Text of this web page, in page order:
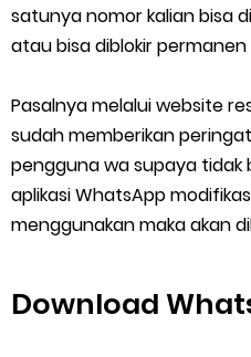
satunya nomor kalian bisa
atau bisa diblokir
Pasalnya melalui website
sudah memberikan
pengguna wa supaya tidak
aplikasi WhatsApp
menggunakan maka akan
Download